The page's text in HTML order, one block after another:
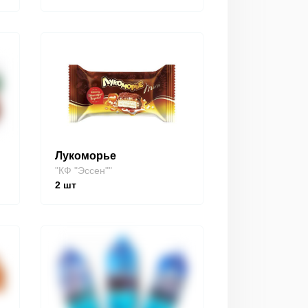
Лукоморье
"КФ "Эссен""
2шт